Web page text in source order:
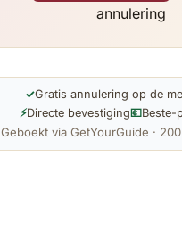
annulering
✓Gratis annulering op de
⚡Directe bevestiging💶Beste-
Geboekt via GetYourGuide ·